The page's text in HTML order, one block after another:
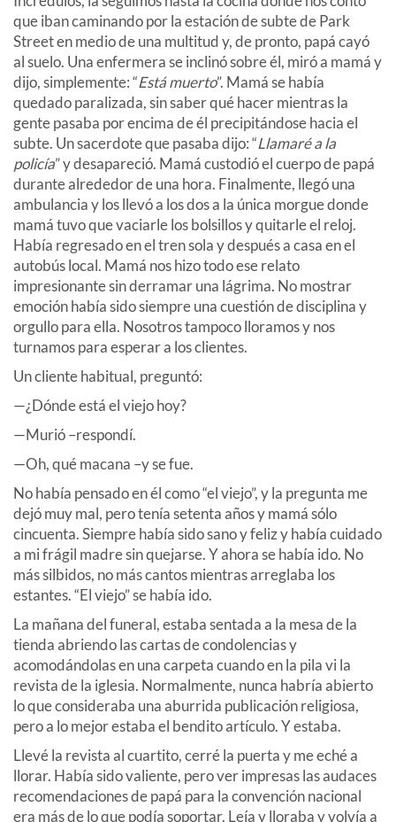
que iban caminando por la estación de subte de Park
Street en medio de una multitud y, de pronto, papá cayó
al suelo. Una enfermera se inclinó sobre él, miró a mamá y
dijo, simplemente: “Está muerto”. Mamá se había
quedado paralizada, sin saber qué hacer mientras la
gente pasaba por encima de él precipitándose hacia el
subte. Un sacerdote que pasaba dijo: “Llamaré a la
policía” y desapareció. Mamá custodió el cuerpo de papá
durante alrededor de una hora. Finalmente, llegó una
ambulancia y los llevó a los dos a la única morgue donde
mamá tuvo que vaciarle los bolsillos y quitarle el reloj.
Había regresado en el tren sola y después a casa en el
autobús local. Mamá nos hizo todo ese relato
impresionante sin derramar una lágrima. No mostrar
emoción había sido siempre una cuestión de disciplina y
orgullo para ella. Nosotros tampoco lloramos y nos
turnamos para esperar a los clientes.
Un cliente habitual, preguntó:
—¿Dónde está el viejo hoy?
—Murió –respondí.
—Oh, qué macana –y se fue.
No había pensado en él como “el viejo”, y la pregunta me
dejó muy mal, pero tenía setenta años y mamá sólo
cincuenta. Siempre había sido sano y feliz y había cuidado
a mi frágil madre sin quejarse. Y ahora se había ido. No
más silbidos, no más cantos mientras arreglaba los
estantes. “El viejo” se había ido.
La mañana del funeral, estaba sentada a la mesa de la
tienda abriendo las cartas de condolencias y
acomodándolas en una carpeta cuando en la pila vi la
revista de la iglesia. Normalmente, nunca habría abierto
lo que consideraba una aburrida publicación religiosa,
pero a lo mejor estaba el bendito artículo. Y estaba.
Llevé la revista al cuartito, cerré la puerta y me eché a
llorar. Había sido valiente, pero ver impresas las audaces
recomendaciones de papá para la convención nacional
era más de lo que podía soportar. Leía y lloraba y volvía a